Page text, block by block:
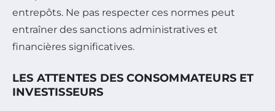
entrepôts. Ne pas respecter ces normes peut
entraîner des sanctions administratives et
financières significatives.
LES ATTENTES DES CONSOMMATEURS ET
INVESTISSEURS